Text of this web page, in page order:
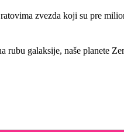
zvezda koji su pre
galaksije, naše planete